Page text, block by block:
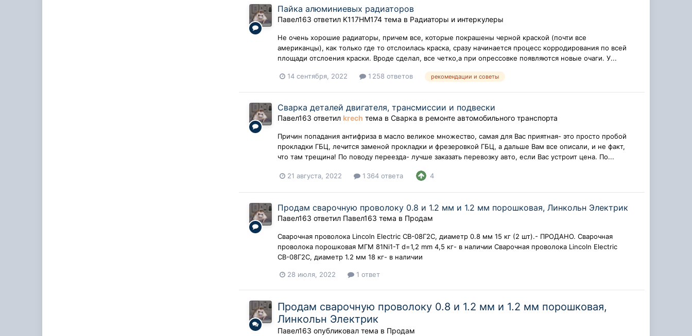
Пайка алюминиевых радиаторов
Павел163 ответил K117HM174 тема в Радиаторы и интеркулеры
Не очень хорошие радиаторы, причем все, которые покрашены черной краской (почти все
американцы), как только где то отслоилась краска, сразу начинается процесс корродирования по всей
площади отслоения краски. Вроде сделал, все четко,а при опрессовке появляются новые очаги. У...
14 сентября, 2022 1 258 ответов рекомендации и советы
Сварка деталей двигателя, трансмиссии и подвески
Павел163 ответил krech тема вСварка в ремонте автомобильного транспорта
Причин попадания антифриза в масло великое множество, самая для Вас приятная- это просто пробой
прокладки ГБЦ, лечится заменой прокладки и фрезеровкой ГБЦ, а дальше Вам все описали, и не факт,
что там трещина! По поводу переезда- лучше заказать перевозку авто, если Вас устроит цена. По...
21 августа, 2022 1 364 ответа 4
Продам сварочную проволоку 0.8 и 1.2 мм и 1.2 мм порошковая, Линкольн Электрик
Павел163 ответил Павел163 тема в Продам
Сварочная проволока Lincoln Electric СВ-08Г2С, диаметр 0.8 мм 15 кг (2 шт).- ПРОДАНО. Сварочная
проволока порошковая МГМ 81Ni1-T d=1,2 mm 4,5 кг- в наличии Сварочная проволока Lincoln Electric
СВ-08Г2С, диаметр 1.2 мм 18 кг- в наличии
28 июля, 2022 1 ответ
Продам сварочную проволоку 0.8 и 1.2 мм и 1.2 мм порошковая,
Линкольн Электрик
Павел163 опубликовал тема в Продам